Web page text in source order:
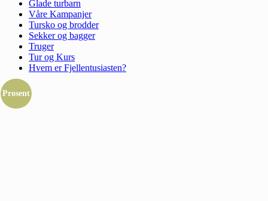
Glade turbarn
Våre Kampanjer
Tursko og brodder
Sekker og bagger
Truger
Tur og Kurs
Hvem er Fjellentusiasten?
Prosent